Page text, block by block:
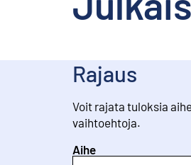
Rajaus
Voit rajata tuloksia
vaihtoehtoja.
Aihe